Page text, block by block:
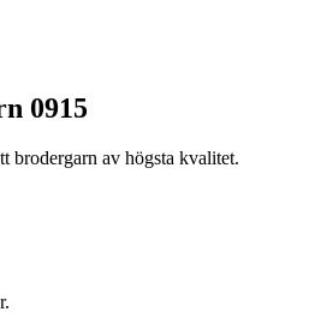
0915
brodergarn av högsta kvalitet.